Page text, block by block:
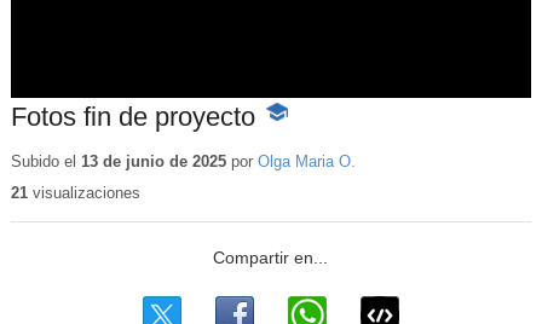
Fotos fin de proyecto -
educativo
Subido el 13 de junio de 2025por Olga Maria O.
21visualizaciones